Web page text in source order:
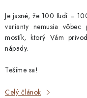
Je jasné, že 100 ľudí =
varianty nemusia
mostík, ktorý Vám
nápady.
Tešíme sa!
Celý článok